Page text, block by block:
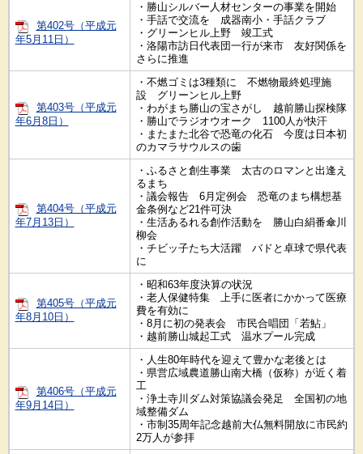
第402号（平成元
年5月11日）
・勝山シルバー人材センターの事業を開始
・手話で交流を 成器南小・手話クラブ
・グリーンヒル上野 竣工式
・洛陽市訪日代表団一行が来市 友好関係を
さらに推進
第403号（平成元
年6月8日）
・不燃ゴミは3種類に 不燃物最終処理施
設 グリーンヒル上野
・わがまち勝山の宝さがし 越前勝山探検隊
・勝山でラジオウオーク 1100人が快汗
・またまた北谷で恐竜の化石 今度は日本初
のカマラサウルスの歯
第404号（平成元
年7月13日）
・ふるさと創生事業 太古のロマンと出逢え
るまち
・議会報告 6月定例会 恐竜のまち構想基
金条例など21件可決
・生活あるれる創作活動を 勝山白絹番傘川
柳会
・チビッ子たち大活躍 バドと卓球で県代表
に
第405号（平成元
年8月10日）
・昭和63年度決算の状況
・老人保健特集 上手に医者にかかって医療
費を有効に
・8月に初の発表会 市民合唱団「若鮎」
・越前勝山城起工式 温水プール完成
第406号（平成元
年9月14日）
・人生80年時代を迎えて豊かな老後とは
・県営広域農道勝山南大橋（仮称）が近く着
工
・浄土寺川ダム対策協議会発足 全国初の地
域整備ダム
・市制35周年記念越前大仏無料開放に市民約
2万人が参拝